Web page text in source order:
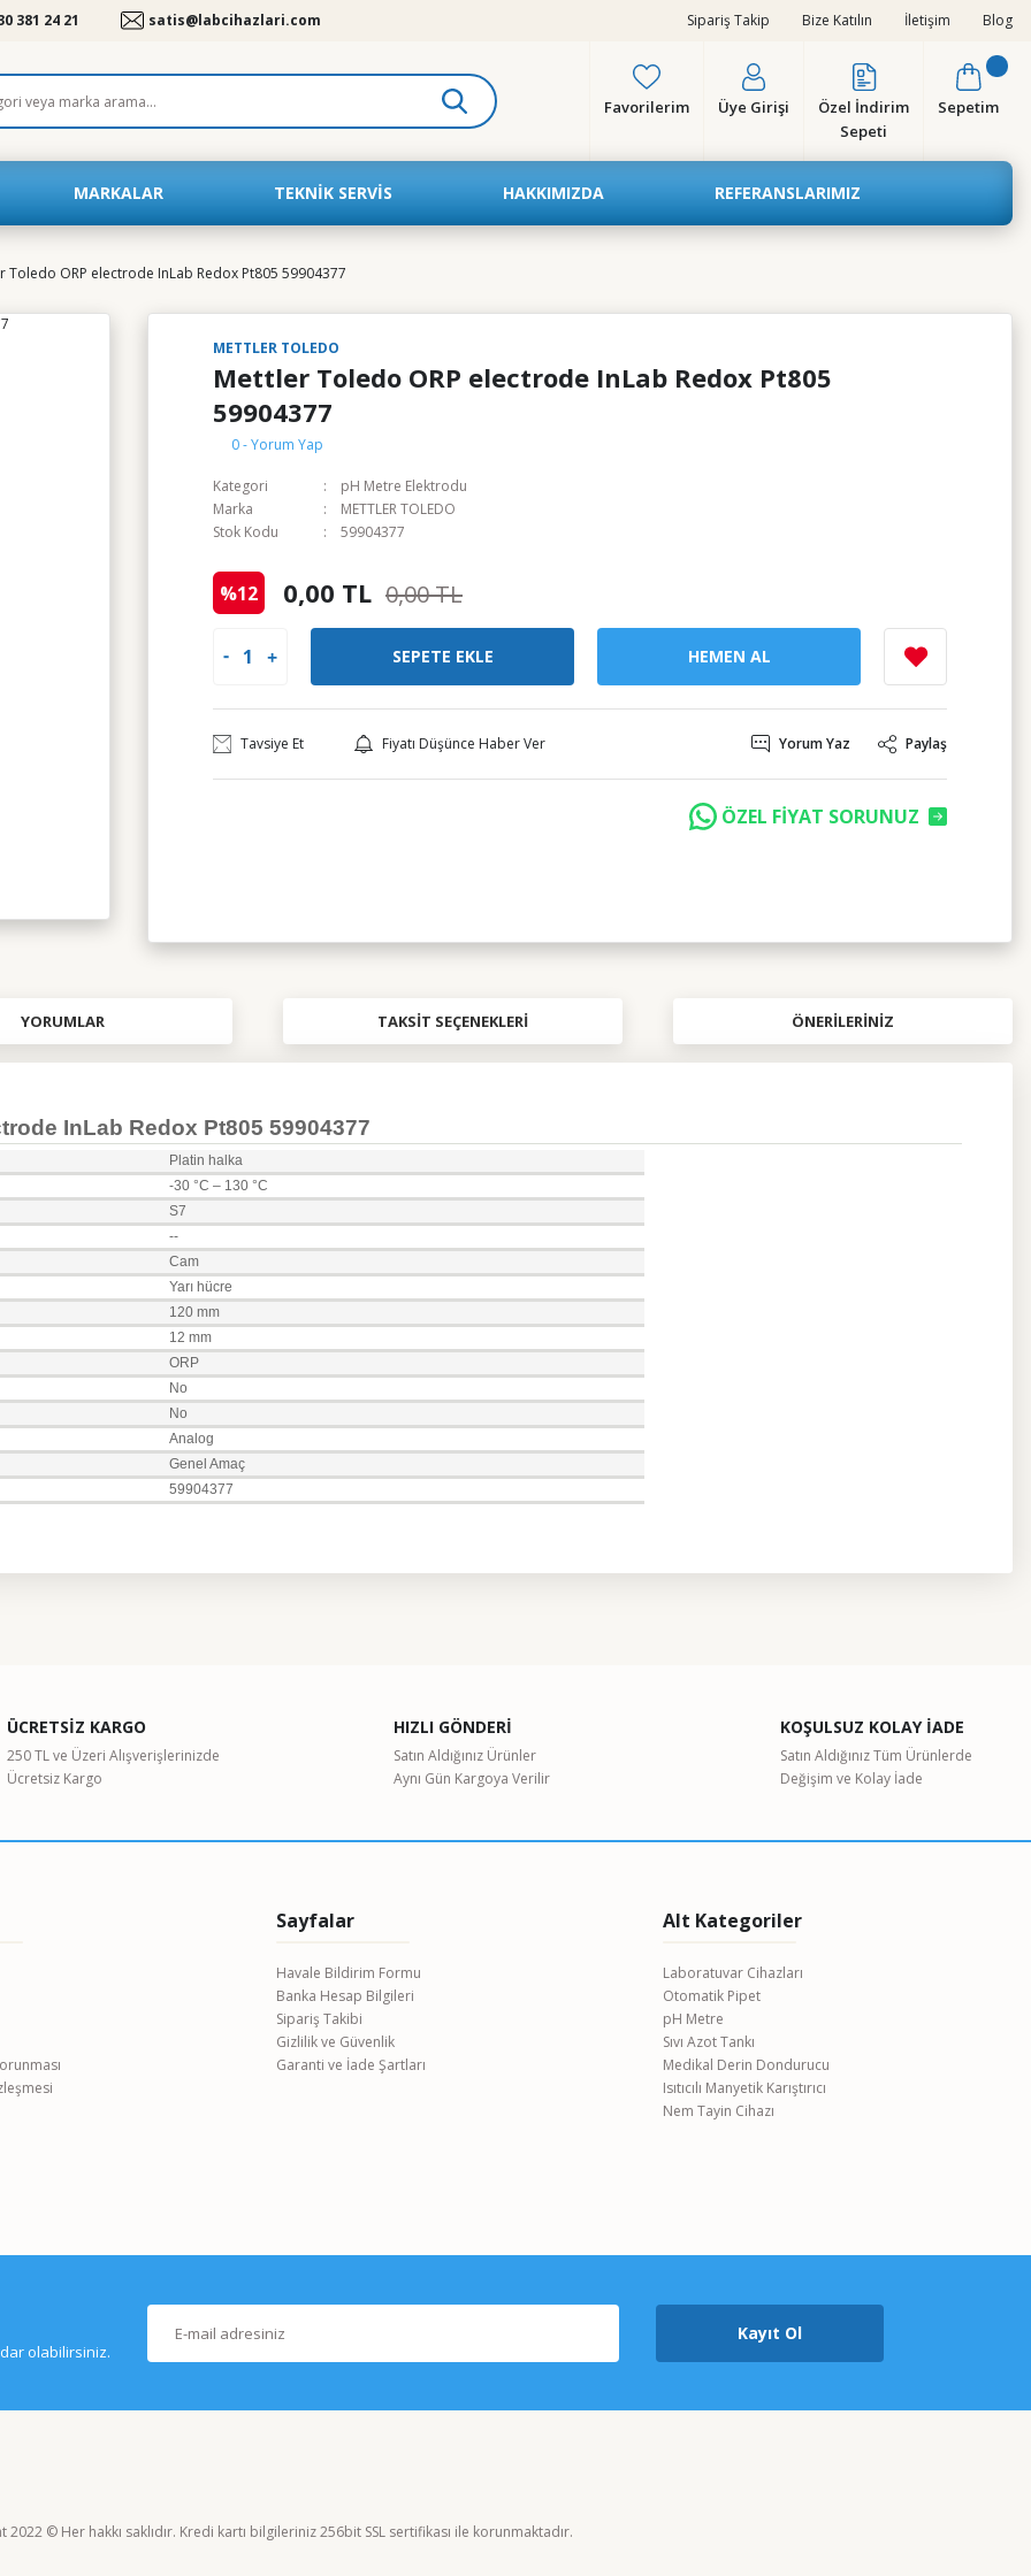
381 24 21 satis@labcihazlari.com Sipariş Takip Bize Katılın İletişim Blog
Favorilerim Üye Girişi
Özel İndirim
Sepeti
Sepetim
MARKALAR TEKNIK SERVIS HAKKIMIZDA REFERANSLARIMIZ
Toledo ORP electrode InLab Redox Pt805 59904377
METTLER TOLEDO
Mettler Toledo ORP electrode InLab Redox Pt805
59904377
0 - Yorum Yap
Kategori
pH Metre Elektrodu
Marka
METTLER TOLEDO
Stok Kodu
59904377
%12 0,00 TL 0,00 TL
SEPETE EKLE HEMEN AL
Tavsiye Et Fiyatı Düşünce Haber Ver Yorum Yaz Paylaş
ÖZEL FİYAT SORUNUZ
YORUMLAR TAKSIT SEÇENEKLERI ÖNERILERINIZ
InLab Redox Pt805 59904377
Platin halka
-30 °C – 130 °C
S7
--
Cam
Yarı hücre
120 mm
12 mm
ORP
No
No
Analog
Genel Amaç
59904377
Gönder
ÜCRETSİZ KARGO
250 TL ve Üzeri Alışverişlerinizde
Ücretsiz Kargo
HIZLI GÖNDERİ
Satın Aldığınız Ürünler
Aynı Gün Kargoya Verilir
KOŞULSUZ KOLAY İADE
Satın Aldığınız Tüm Ürünlerde
Değişim ve Kolay İade
Sayfalar
Havale Bildirim Formu
Banka Hesap Bilgileri
Sipariş Takibi
Gizlilik ve Güvenlik
Garanti ve İade Şartları
Alt Kategoriler
Laboratuvar Cihazları
Otomatik Pipet
pH Metre
Sıvı Azot Tankı
Medikal Derin Dondurucu
Isıtıcılı Manyetik Karıştırıcı
Nem Tayin Cihazı
olabilirsiniz.
Kayıt Ol
2022 © Her hakkı saklıdır. Kredi kartı bilgileriniz 256bit SSL sertifikası ile korunmaktadır.